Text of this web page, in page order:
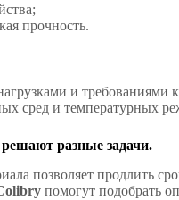
прочность.
и
сред и температурных
разные задачи.
позволяет продлить
помогут подобрать